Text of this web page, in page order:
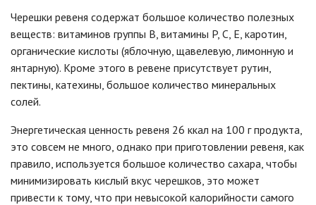
Черешки ревеня содержат большое количество полезных
веществ: витаминов группы B, витамины P, C, E, каротин,
органические кислоты (яблочную, щавелевую, лимонную и
янтарную). Кроме этого в ревене присутствует рутин,
пектины, катехины, большое количество минеральных
солей.
Энергетическая ценность ревеня 26 ккал на 100 г продукта,
это совсем не много, однако при приготовлении ревеня, как
правило, используется большое количество сахара, чтобы
минимизировать кислый вкус черешков, это может
привести к тому, что при невысокой калорийности самого